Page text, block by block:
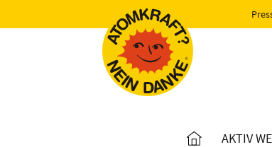
AKTIV